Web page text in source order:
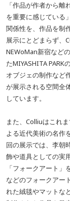
「作品が作者から
を重要に感じている
関係性を、作品を制
展示にとどまらず、
NEWoMan新宿など
たMIYASHITA
オブジェの制作など
が展示される空間全
しています。
また、Colliuはこれ
よる近代美術の名作
回の展示では、李朝
飾や道具としての実
「フォークアート
などのフォークアー
れた絨毯やマットな